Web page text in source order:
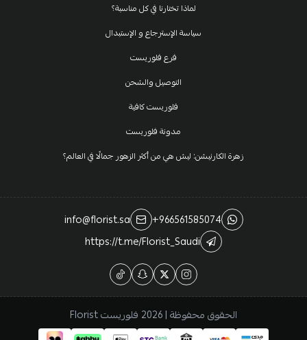
لماذا تختارنا في كل مناسبة؟
سياسة الإسترجاع و الإستبدال
فرع فلوريست
التوصيل والشحن
فلوريست كافية
مدونة فلوريست
زهرة الكارنيشن: ليش هي من أكثر الزهور جمالًا في العالم؟
+966561585074
info@florist.sa
https://t.me/Florist_Saudi
الحقوق محفوظة | 2026 فلوريست Florist